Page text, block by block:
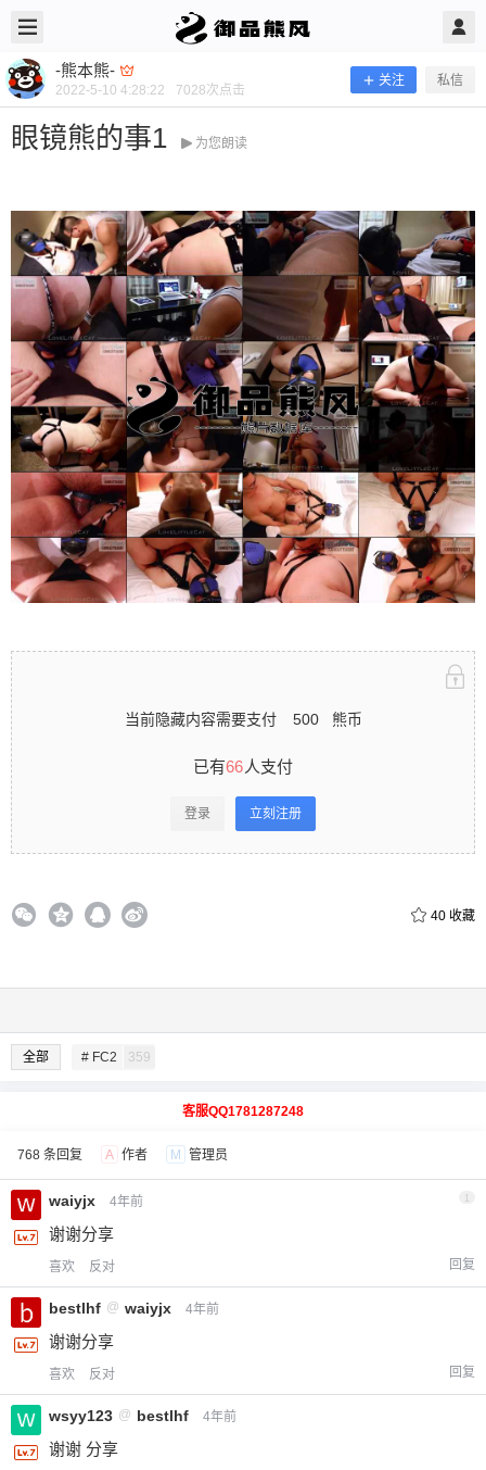
-熊本熊-
2022-5-10 4:28:22 7028次点击
关注 私信
眼镜熊的事1 为您朗读
当前隐藏内容需要支付 500 熊币
已有66人支付
登录 立刻注册
40 收藏
全部 # FC2 359
-熊本熊- @ 御品熊风 2022/5/10
眼镜熊的事1
当前隐藏内容需要支付500熊币 已有66人支付 登录
立刻注册 0 收藏
客服QQ1781287248
768 条回复 A 作者 M 管理员
waiyjx 4年前 1
谢谢分享
喜欢 反对 回复
bestlhf @ waiyjx 4年前
谢谢分享
喜欢 反对 回复
wsyy123 @ bestlhf 4年前
谢谢 分享